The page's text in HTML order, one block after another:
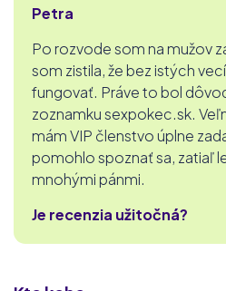
Petra
Po rozvode som na mužov
som zistila, že bez istých
fungovať. Práve to bol
zoznamku sexpokec.sk.
mám VIP členstvo úplne
pomohlo spoznať sa, zatiaľ
mnohými pánmi.
Je recenzia užitočná?